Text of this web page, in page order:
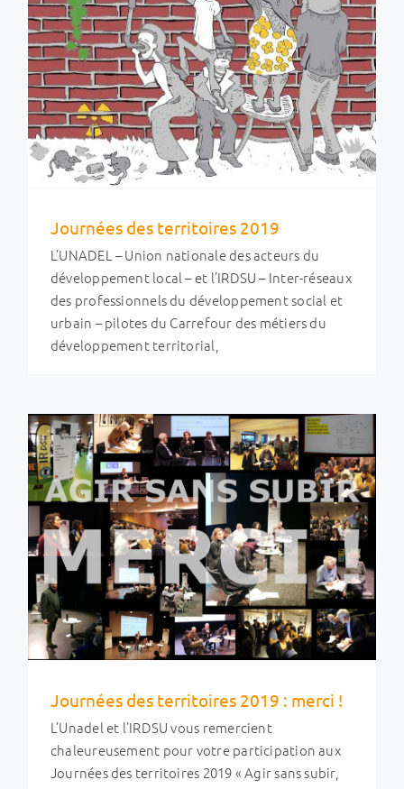
Journées des territoires 2019
L’UNADEL – Union nationale des acteurs du
développement local – et l’IRDSU – Inter-réseaux
des professionnels du développement social et
urbain – pilotes du Carrefour des métiers du
développement territorial,
Journées des territoires 2019 : merci !
Développement économique local
Ingénierie et
métiers Journées des Territoires
Journées des territoires 2019 : merci !
L’Unadel et l’IRDSU vous remercient
chaleureusement pour votre participation aux
Journées des territoires 2019 « Agir sans subir,
Actes des Journées des territoires 2018